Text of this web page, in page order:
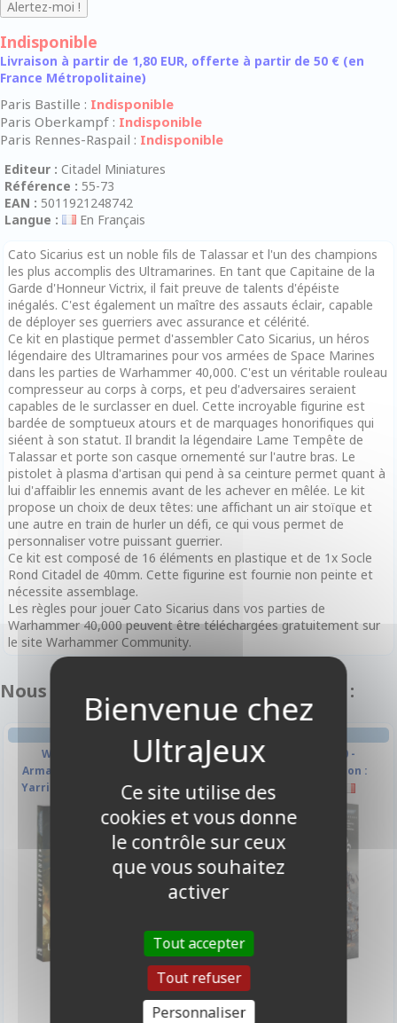
Indisponible
Livraison à partir de 1,80 EUR, offerte à partir de 50 € (en
France Métropolitaine)
Paris Bastille : Indisponible
Paris Oberkampf : Indisponible
Paris Rennes-Raspail : Indisponible
Editeur : Citadel Miniatures
Référence : 55-73
EAN : 5011921248742
Langue :
En Français
Cato Sicarius est un noble fils de Talassar et l'un des champions
les plus accomplis des Ultramarines. En tant que Capitaine de la
Garde d'Honneur Victrix, il fait preuve de talents d'épéiste
inégalés. C'est également un maître des assauts éclair, capable
de déployer ses guerriers avec assurance et célérité.
Ce kit en plastique permet d'assembler Cato Sicarius, un héros
légendaire des Ultramarines pour vos armées de Space Marines
dans les parties de Warhammer 40,000. C'est un véritable rouleau
compresseur au corps à corps, et peu d'adversaires seraient
capables de le surclasser en duel. Cette incroyable figurine est
bardée de somptueux atours et de marquages honorifiques qui
siéent à son statut. Il brandit la légendaire Lame Tempête de
Talassar et porte son casque ornementé sur l'autre bras. Le
pistolet à plasma d'artisan qui pend à sa ceinture permet quant à
lui d'affaiblir les ennemis avant de les achever en mêlée. Le kit
propose un choix de deux têtes: une affichant un air stoïque et
une autre en train de hurler un défi, ce qui vous permet de
personnaliser votre puissant guerrier.
Ce kit est composé de 16 éléments en plastique et de 1x Socle
Rond Citadel de 40mm. Cette figurine est fournie non peinte et
nécessite assemblage.
Les règles pour jouer Cato Sicarius dans vos parties de
Warhammer 40,000 peuvent être téléchargées gratuitement sur
le site Warhammer Community.
Nous vous recommandons également :
Warhammer 40.000 -
Armageddon - Le Retour de
Yarrick - Guerre sans fin
Warhammer 40.000 -
Armageddon - Bataillon :
Adepta Sororitas
Ce site utilise des
cookies et vous donne
le contrôle sur ceux
que vous souhaitez
activer
Tout accepter
Tout refuser
Personnaliser